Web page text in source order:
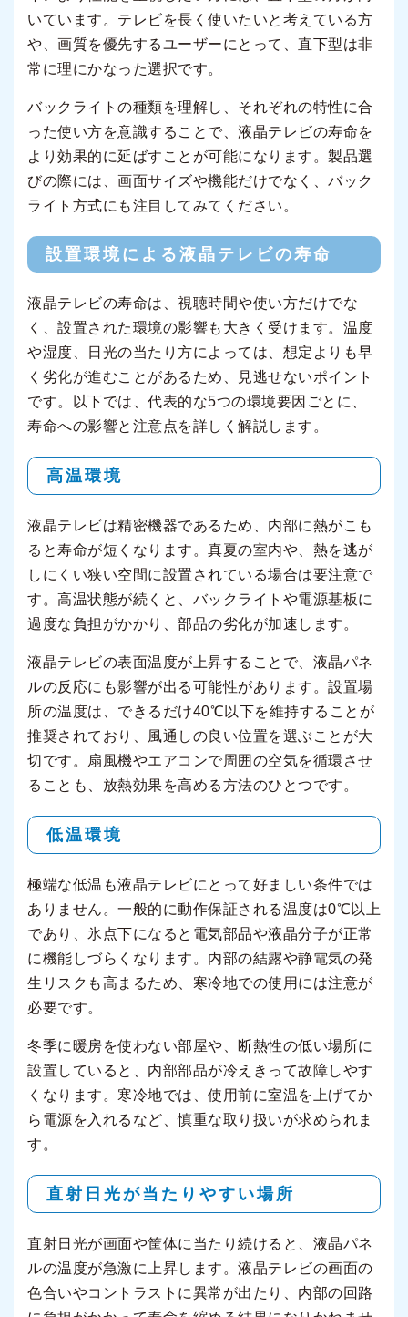
いています。テレビを長く使いたいと考えている方
や、画質を優先するユーザーにとって、直下型は非
常に理にかなった選択です。
バックライトの種類を理解し、それぞれの特性に合
った使い方を意識することで、液晶テレビの寿命を
より効果的に延ばすことが可能になります。製品選
びの際には、画面サイズや機能だけでなく、バック
ライト方式にも注目してみてください。
設置環境による液晶テレビの寿命
液晶テレビの寿命は、視聴時間や使い方だけでな
く、設置された環境の影響も大きく受けます。温度
や湿度、日光の当たり方によっては、想定よりも早
く劣化が進むことがあるため、見逃せないポイント
です。以下では、代表的な5つの環境要因ごとに、
寿命への影響と注意点を詳しく解説します。
高温環境
液晶テレビは精密機器であるため、内部に熱がこも
ると寿命が短くなります。真夏の室内や、熱を逃が
しにくい狭い空間に設置されている場合は要注意で
す。高温状態が続くと、バックライトや電源基板に
過度な負担がかかり、部品の劣化が加速します。
液晶テレビの表面温度が上昇することで、液晶パネ
ルの反応にも影響が出る可能性があります。設置場
所の温度は、できるだけ40℃以下を維持することが
推奨されており、風通しの良い位置を選ぶことが大
切です。扇風機やエアコンで周囲の空気を循環させ
ることも、放熱効果を高める方法のひとつです。
低温環境
極端な低温も液晶テレビにとって好ましい条件では
ありません。一般的に動作保証される温度は0℃以上
であり、氷点下になると電気部品や液晶分子が正常
に機能しづらくなります。内部の結露や静電気の発
生リスクも高まるため、寒冷地での使用には注意が
必要です。
冬季に暖房を使わない部屋や、断熱性の低い場所に
設置していると、内部部品が冷えきって故障しやす
くなります。寒冷地では、使用前に室温を上げてか
ら電源を入れるなど、慎重な取り扱いが求められま
す。
直射日光が当たりやすい場所
直射日光が画面や筐体に当たり続けると、液晶パネ
ルの温度が急激に上昇します。液晶テレビの画面の
色合いやコントラストに異常が出たり、内部の回路